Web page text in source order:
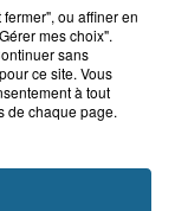
disparue
sa...
à Cappelle-
ou affiner en
mes choix".
sans
ce site. Vous
à tout
de chaque page.